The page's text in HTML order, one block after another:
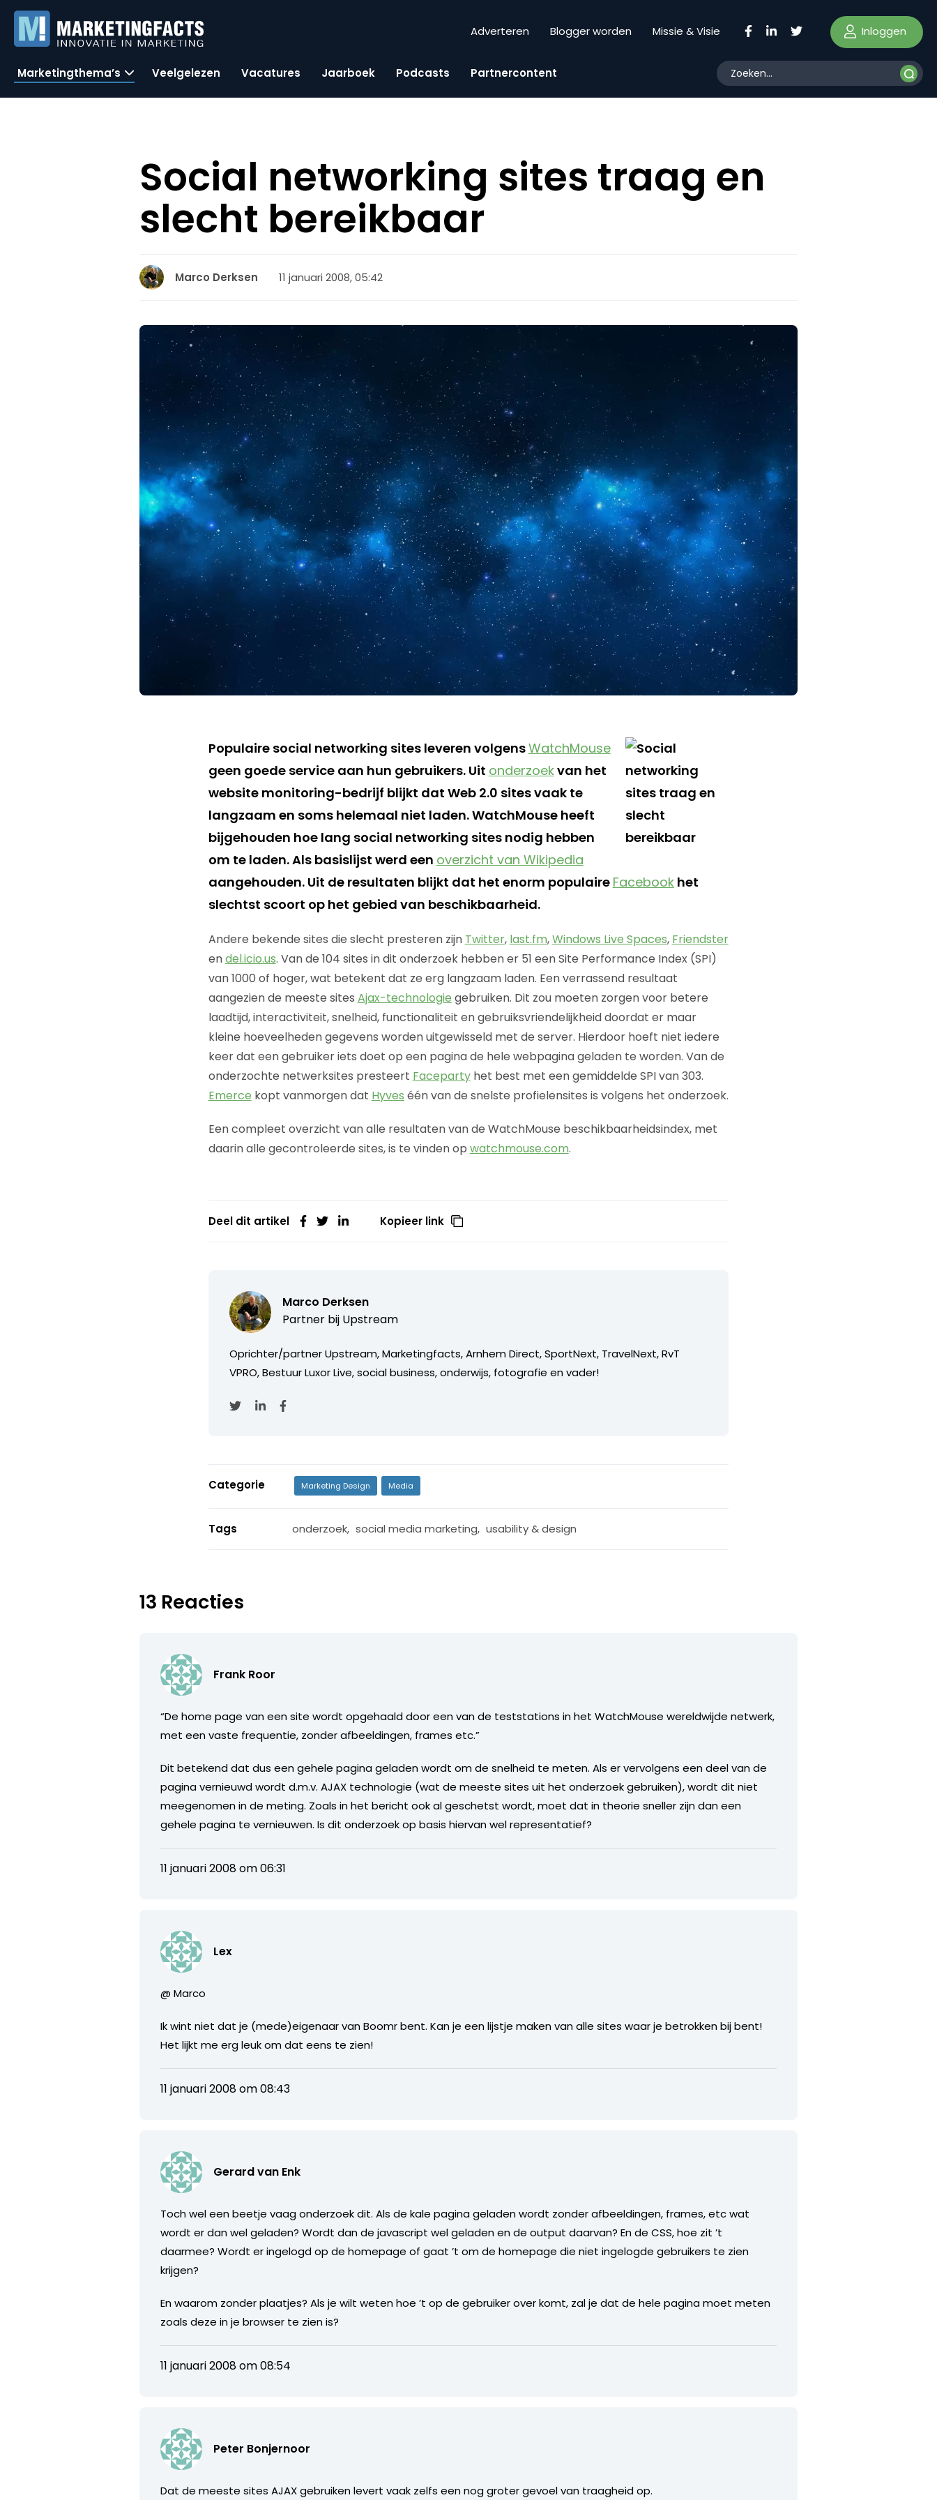
Adverteren Blogger worden Missie & Visie Inloggen
Marketingthema’s Veelgelezen Vacatures Jaarboek Podcasts Partnercontent
Social networking sites traag en
slecht bereikbaar
Marco Derksen 11 januari 2008, 05:42
Populaire social networking sites leveren volgensWatchMouse
geen goede service aan hun gebruikers. Uit onderzoekvan het
website monitoring-bedrijf blijkt dat Web 2.0 sites vaak te
langzaam en soms helemaal niet laden. WatchMouse heeft
bijgehouden hoe lang social networking sites nodig hebben
om te laden. Als basislijst werd een overzicht van Wikipedia
aangehouden. Uit de resultaten blijkt dat het enorm populaire Facebookhet
slechtst scoort op het gebied van beschikbaarheid.
Andere bekende sites die slecht presteren zijn Twitter, last.fm,Windows Live Spaces, Friendster
endel.icio.us. Van de 104 sites in dit onderzoek hebben er 51 een Site Performance Index (SPI)
van 1000 of hoger, wat betekent dat ze erg langzaam laden. Een verrassend resultaat
aangezien de meeste sites Ajax-technologie gebruiken. Dit zou moeten zorgen voor betere
laadtijd, interactiviteit, snelheid, functionaliteit en gebruiksvriendelijkheid doordat er maar
kleine hoeveelheden gegevens worden uitgewisseld met de server. Hierdoor hoeft niet iedere
keer dat een gebruiker iets doet op een pagina de hele webpagina geladen te worden. Van de
onderzochte netwerksites presteert Facepartyhet best met een gemiddelde SPI van 303.
Emerce kopt vanmorgen dat Hyves één van de snelste profielensites is volgens het onderzoek.
Een compleet overzicht van alle resultaten van de WatchMouse beschikbaarheidsindex, met
daarin alle gecontroleerde sites, is te vinden op watchmouse.com.
Deel dit artikel Kopieer link
Marco Derksen
Partner bij Upstream
Oprichter/partner Upstream, Marketingfacts, Arnhem Direct, SportNext, TravelNext, RvT
VPRO, Bestuur Luxor Live, social business, onderwijs, fotografie en vader!
Categorie Marketing Design Media
Tags onderzoek, social media marketing, usability & design
13 Reacties
Frank Roor
“De home page van een site wordt opgehaald door een van de teststations in het WatchMouse wereldwijde netwerk,
met een vaste frequentie, zonder afbeeldingen, frames etc.”
Dit betekend dat dus een gehele pagina geladen wordt om de snelheid te meten. Als er vervolgens een deel van de
pagina vernieuwd wordt d.m.v. AJAX technologie (wat de meeste sites uit het onderzoek gebruiken), wordt dit niet
meegenomen in de meting. Zoals in het bericht ook al geschetst wordt, moet dat in theorie sneller zijn dan een
gehele pagina te vernieuwen. Is dit onderzoek op basis hiervan wel representatief?
11 januari 2008 om 06:31
Lex
@ Marco
Ik wint niet dat je (mede)eigenaar van Boomr bent. Kan je een lijstje maken van alle sites waar je betrokken bij bent!
Het lijkt me erg leuk om dat eens te zien!
11 januari 2008 om 08:43
Gerard van Enk
Toch wel een beetje vaag onderzoek dit. Als de kale pagina geladen wordt zonder afbeeldingen, frames, etc wat
wordt er dan wel geladen? Wordt dan de javascript wel geladen en de output daarvan? En de CSS, hoe zit ’t
daarmee? Wordt er ingelogd op de homepage of gaat ’t om de homepage die niet ingelogde gebruikers te zien
krijgen?
En waarom zonder plaatjes? Als je wilt weten hoe ’t op de gebruiker over komt, zal je dat de hele pagina moet meten
zoals deze in je browser te zien is?
11 januari 2008 om 08:54
Peter Bonjernoor
Dat de meeste sites AJAX gebruiken levert vaak zelfs een nog groter gevoel van traagheid op.